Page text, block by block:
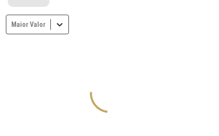
Maior Valor